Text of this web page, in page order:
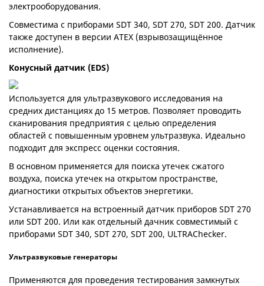
электрооборудования.
Совместима с приборами SDT 340, SDT 270, SDT 200. Датчик
также доступен в версии ATEX (взрывозащищённое
исполнение).
Конусный датчик (EDS)
Используется для ультразвукового исследования на
средних дистанциях до 15 метров. Позволяет проводить
сканирования предприятия с целью определения
областей с повышенным уровнем ультразвука. Идеально
подходит для экспресс оценки состояния.
В основном применяется для поиска утечек сжатого
воздуха, поиска утечек на открытом пространстве,
диагностики открытых объектов энергетики.
Устанавливается на встроенный датчик приборов SDT 270
или SDT 200. Или как отдельный дачник совместимый с
приборами SDT 340, SDT 270, SDT 200, ULTRAChecker.
Ультразвуковые генераторы
Применяются для проведения тестирования замкнутых